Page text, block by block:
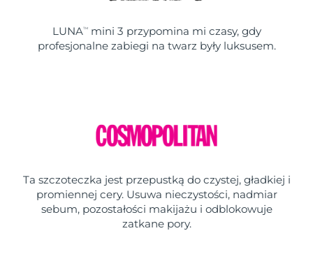
LUNATMmini 3 przypomina mi czasy, gdy
profesjonalne zabiegi na twarz były luksusem.
Ta szczoteczka jest przepustką do czystej, gładkiej i
promiennej cery. Usuwa nieczystości, nadmiar
sebum, pozostałości makijażu i odblokowuje
zatkane pory.